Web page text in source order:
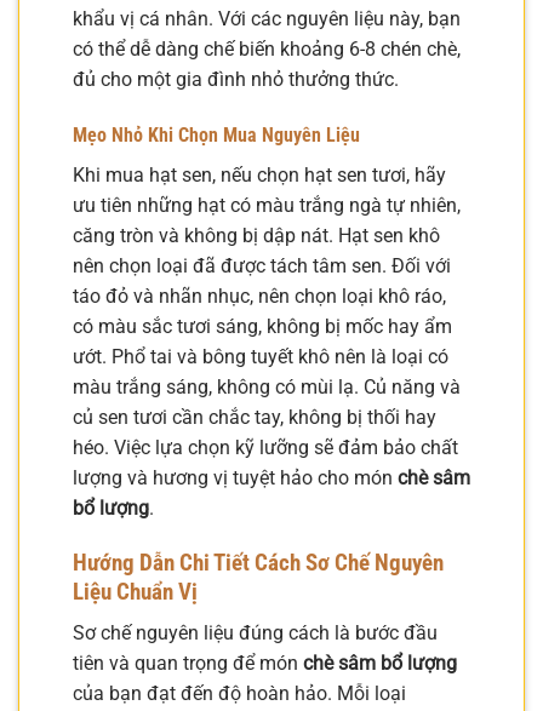
khẩu vị cá nhân. Với các nguyên liệu này, bạn
có thể dễ dàng chế biến khoảng 6-8 chén chè,
đủ cho một gia đình nhỏ thưởng thức.
Mẹo Nhỏ Khi Chọn Mua Nguyên Liệu
Khi mua hạt sen, nếu chọn hạt sen tươi, hãy
ưu tiên những hạt có màu trắng ngà tự nhiên,
căng tròn và không bị dập nát. Hạt sen khô
nên chọn loại đã được tách tâm sen. Đối với
táo đỏ và nhãn nhục, nên chọn loại khô ráo,
có màu sắc tươi sáng, không bị mốc hay ẩm
ướt. Phổ tai và bông tuyết khô nên là loại có
màu trắng sáng, không có mùi lạ. Củ năng và
củ sen tươi cần chắc tay, không bị thối hay
héo. Việc lựa chọn kỹ lưỡng sẽ đảm bảo chất
lượng và hương vị tuyệt hảo cho món chè sâm
bổ lượng.
Hướng Dẫn Chi Tiết Cách Sơ Chế Nguyên
Liệu Chuẩn Vị
Sơ chế nguyên liệu đúng cách là bước đầu
tiên và quan trọng để món chè sâm bổ lượng
của bạn đạt đến độ hoàn hảo. Mỗi loại